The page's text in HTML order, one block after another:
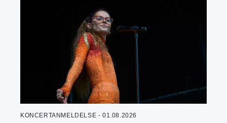
KONCERTANMELDELSE - 01.08.2026